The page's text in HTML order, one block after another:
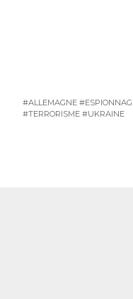
#ALLEMAGNE
#TERRORISME #UKRAINE